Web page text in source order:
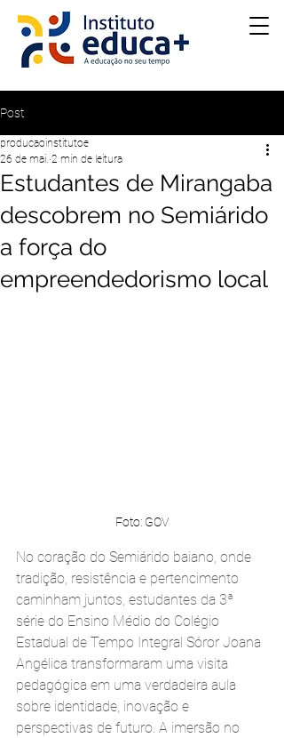
Post
Estudantes de Mirangaba
descobrem no Semiárido
a força do
empreendedorismo local
producaoinstitutoe
26 de mai. 2 min de leitura
Foto: GOV
No coração do Semiárido baiano, onde
tradição, resistência e pertencimento
caminham juntos, estudantes da 3ª
série do Ensino Médio do Colégio
Estadual de Tempo Integral Sóror Joana
Angélica transformaram uma visita
pedagógica em uma verdadeira aula
sobre identidade, inovação e
perspectivas de futuro. A imersão no